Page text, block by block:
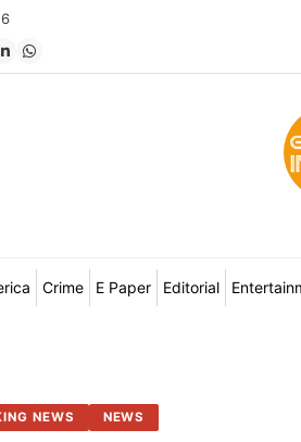
Crime E Paper Editorial
NEWS NEWS